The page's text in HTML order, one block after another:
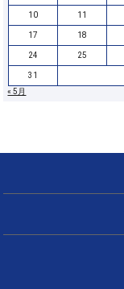
10 11
17 18
24 25
31
« 5月